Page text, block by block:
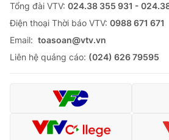
Tổng đài VTV: 024.38 355 931 -
Ðiện thoại Thời báo VTV: 0988 671 671
Email: toasoan@vtv.vn
Liên hệ quảng cáo: (024) 626 79595